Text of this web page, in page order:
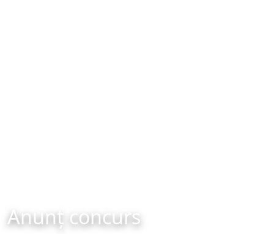
Anunț concurs